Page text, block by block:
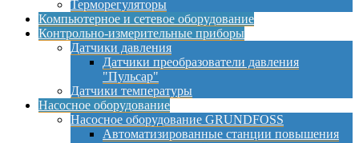
Терморегуляторы
Компьютерное и сетевое оборудование
Контрольно-измерительные приборы
Датчики давления
Датчики преобразователи давления
"Пульсар"
Датчики температуры
Насосное оборудование
Насосное оборудование GRUNDFOSS
Автоматизированные станции повышения